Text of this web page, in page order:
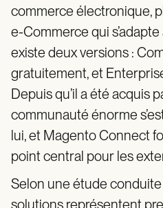
commerce électronique,
e-Commerce qui
existe deux versions :
gratuitement, et
Depuis qu’il a été acquis
communauté énorme
lui, et Magento Connect
point central pour les
Selon une étude